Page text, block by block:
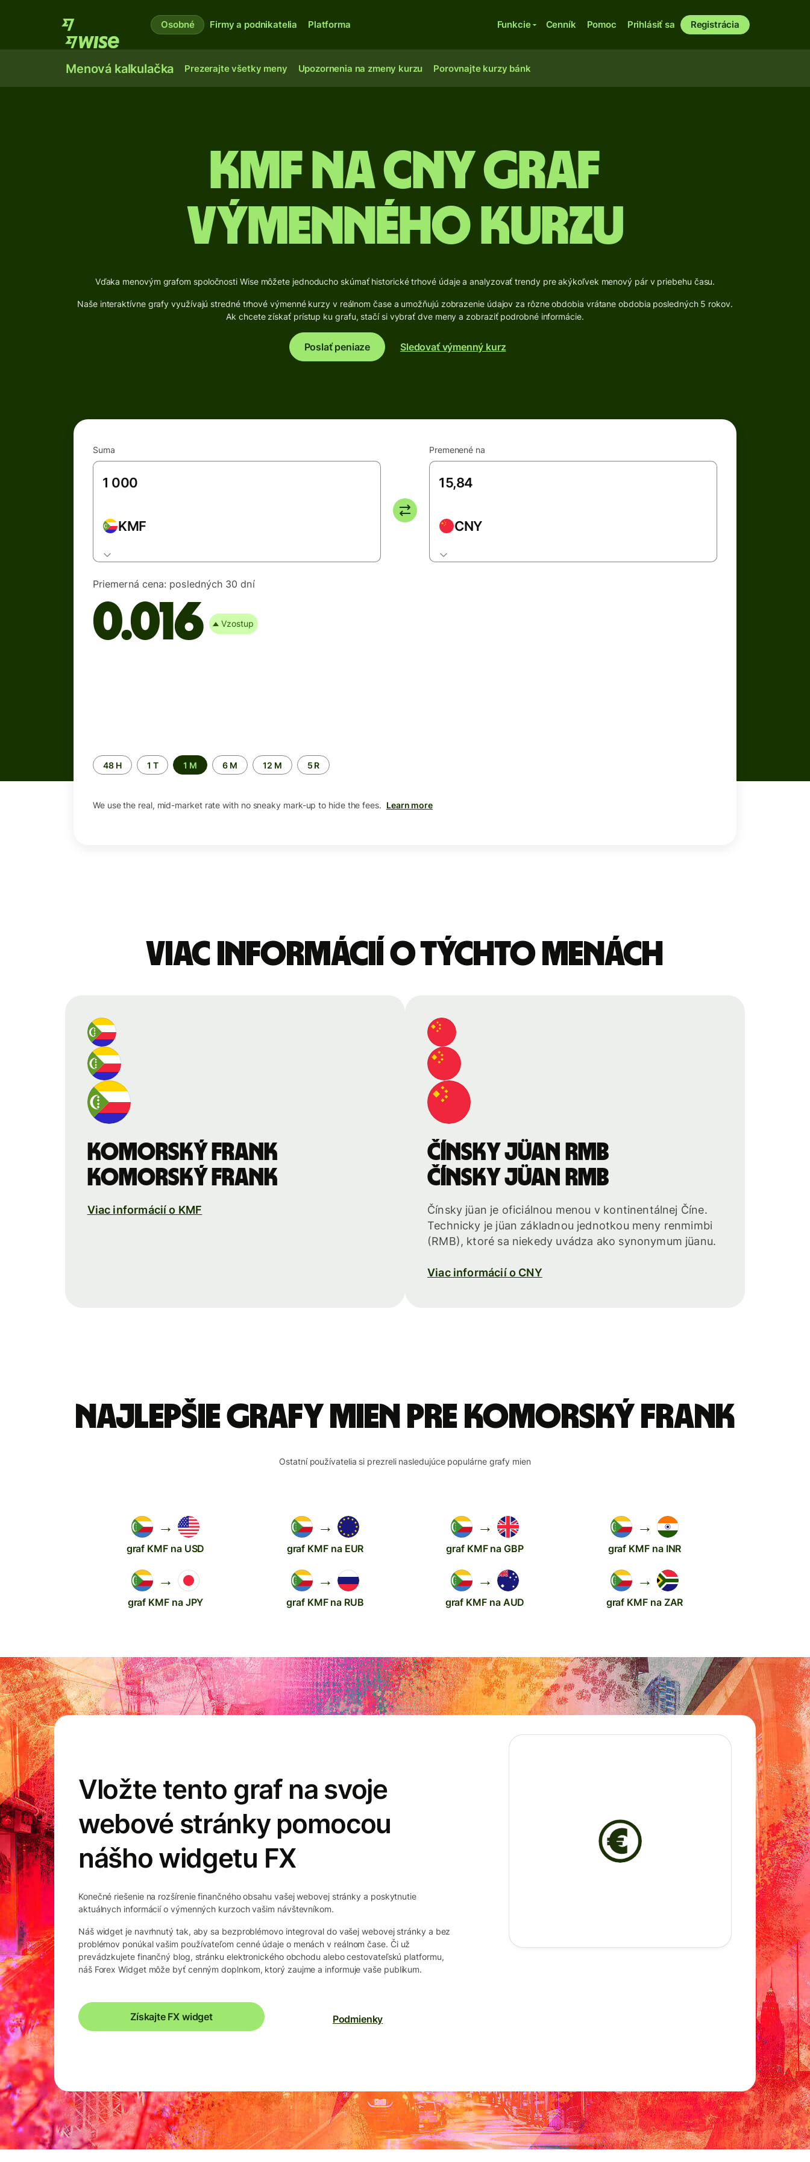
Osobné Firmy a podnikatelia Platforma Funkcie Cenník Pomoc Prihlásiť sa Registrácia
Menová kalkulačka Prezerajte všetky meny Upozornenia na zmeny kurzu Porovnajte kurzy bánk
KMF na CNY Graf
výmenného kurzu
Vďaka menovým grafom spoločnosti Wise môžete jednoducho skúmať historické trhové údaje a analyzovať trendy pre akýkoľvek menový pár v priebehu času.
Naše interaktívne grafy využívajú stredné trhové výmenné kurzy v reálnom čase a umožňujú zobrazenie údajov za rôzne obdobia vrátane obdobia posledných 5 rokov.
Ak chcete získať prístup ku grafu, stačí si vybrať dve meny a zobraziť podrobné informácie.
Poslať peniaze Sledovať výmenný kurz
Suma
KMF
Premenené na
CNY
Priemerná cena: posledných 30 dní
0.016 Vzostup
Time
period
48 H 1 T 1 M 6 M 12 M 5 R
We use the real, mid-market rate with no sneaky mark-up to hide the fees. Learn more
Viac informácií o týchto menách
Komorský frank
Komorský frank
Viac informácií o KMF
Čínsky jüan RMB
Čínsky jüan RMB
Čínsky jüan je oficiálnou menou v kontinentálnej Číne.
Technicky je jüan základnou jednotkou meny renmimbi
(RMB), ktoré sa niekedy uvádza ako synonymum jüanu.
Viac informácií o CNY
Najlepšie grafy mien pre Komorský frank
Ostatní používatelia si prezreli nasledujúce populárne grafy mien
→
graf KMF na USD
→
graf KMF na EUR
→
graf KMF na GBP
→
graf KMF na INR
→
graf KMF na JPY
→
graf KMF na RUB
→
graf KMF na AUD
→
graf KMF na ZAR
Vložte tento graf na svoje
webové stránky pomocou
nášho widgetu FX
Konečné riešenie na rozšírenie finančného obsahu vašej webovej stránky a poskytnutie
aktuálnych informácií o výmenných kurzoch vašim návštevníkom.
Náš widget je navrhnutý tak, aby sa bezproblémovo integroval do vašej webovej stránky a bez
problémov ponúkal vašim používateľom cenné údaje o menách v reálnom čase. Či už
prevádzkujete finančný blog, stránku elektronického obchodu alebo cestovateľskú platformu,
náš Forex Widget môže byť cenným doplnkom, ktorý zaujme a informuje vaše publikum.
Získajte FX widget Podmienky